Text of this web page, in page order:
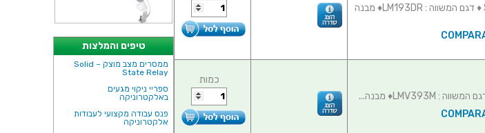
טיפים והמלצות
ממסרים מצב מוצק – Solid
State Relay
ספריי ניקוי מגעים
באלקטרוניקה
פנס עבודה מקצועי לעבודות
אלקטרוניקה
משווה - 2 ערוצים - SMD - 300ns - 2V-36V ♦ דגם המשווה : LM193DR♦ מבנה
כמות